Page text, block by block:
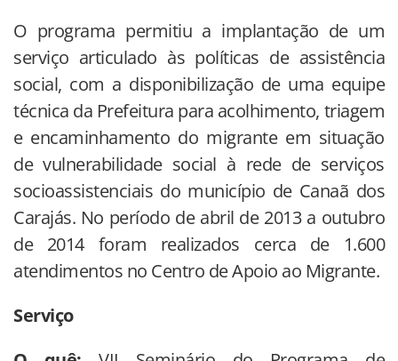
O programa permitiu a implantação de um
serviço articulado às políticas de assistência
social, com a disponibilização de uma equipe
técnica da Prefeitura para acolhimento, triagem
e encaminhamento do migrante em situação
de vulnerabilidade social à rede de serviços
socioassistenciais do município de Canaã dos
Carajás. No período de abril de 2013 a outubro
de 2014 foram realizados cerca de 1.600
atendimentos no Centro de Apoio ao Migrante.
Serviço